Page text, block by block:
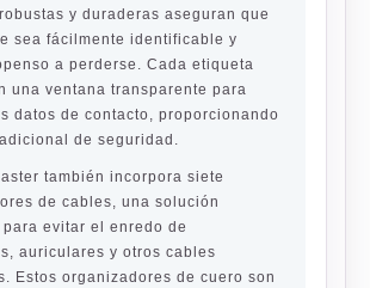
y duraderas aseguran que
sea fácilmente identificable y
a perderse. Cada etiqueta
una ventana transparente para
datos de contacto, proporcionando
de seguridad.
también incorpora siete
de cables, una solución
evitar el enredo de
auriculares y otros cables
Estos organizadores de cuero son